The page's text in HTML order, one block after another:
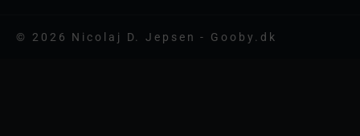
© 2026 Nicolaj D. Jepsen - Gooby.dk